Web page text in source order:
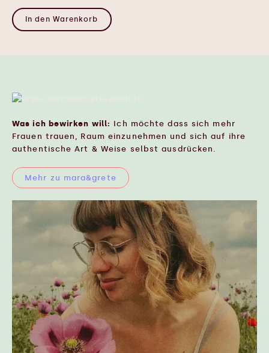
In den Warenkorb
Was ich bewirken will: Ich möchte dass sich mehr
Frauen trauen, Raum einzunehmen und sich auf ihre
authentische Art & Weise selbst ausdrücken.
Mehr zu mara&grete